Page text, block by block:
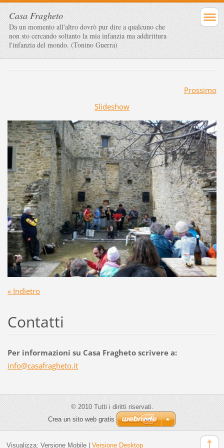
Casa Fragheto
Da un momento all'altro dovrò pur dire a qualcuno che
non sto cercando soltanto la mia infanzia ma addirittura
l'infanzia del mondo. (Tonino Guerra)
Prossimo
Slideshow
« Indietro
Contatti
Per informazioni su Casa Fragheto scrivere a:
info@casafragheto.it
© 2010 Tutti i diritti riservati.
Crea un sito web gratis
Visualizza: Versione Mobile| Versione Desktop